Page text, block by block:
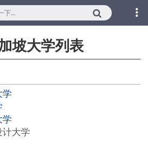
坡大学列表
学
学
大学